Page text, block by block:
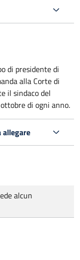
di presidente di
alla Corte di
il sindaco del
di ogni anno.
allegare
alcun